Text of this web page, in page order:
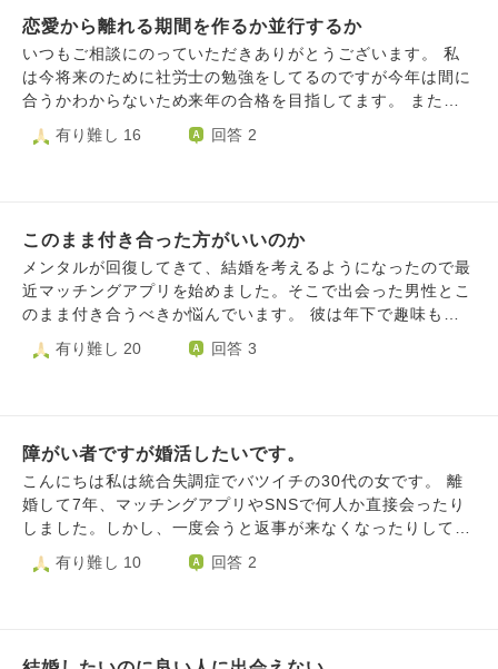
す。でも、周りの人はさらにパートナーに愛されています。
私は違います。とても悲しいです。職場ではおちゃらけたキ
ャラクターでいますが、パートナーもいない、良い歳をした
大人があほみたいだなぁと思います。とても心がしんどいで
す。そんなことを思う自分のこともとても嫌です。この苦し
さから解放されたいです。生きているだけで価値があるとい
会社でも同じ様な失敗。(10年前に相談して頂きました。)何
で、こんな同じ失敗ばかり、頭では分かっていますが、上手
くいかない自分が嫌になります。どうやったら、前を向いて
歩けますか？失敗しなくなりますか？ こんなこと聞いてい
た、１番の方と巡り合いたいと思ってしまいます。難しいの
しでも、好感、興味を持って下さりありがとう御座いますと
いう気持ちを日々忘れずに生きていますが。) 支離滅裂な文
になってしまいすいません。分かりずらい部分もあるかと思
いますが、これからどう向き合っていけばいいでしょうか？
今後、どんな気持ちで街コンに参加すればよろしんでしょう
か？
て話ができました。第一印象カードも自分は全員の方に書い
たが自分の所に来たのは１番の方のみで書かれていたのは、
ドラえもんのイラスト。そしたら、その時、３０分ぐらい遅
れて男性２人が参加してきました。(男性５、女性3になりま
じ様な話を少し深堀りして、お話しをして、カップリングシ
で、気になって、退室する時、後ろから見たら、後から来た
男性２人と２番、３番の方がカップリングしていました。自
分としては、腑に落ちないです！(本音を少し言うと、日常
が変わらない安心と心の寂しさとまた、金がかかるのかと言
かと思うと悔しですね。 １０年ぶり2回目の街コン自分なり
スがあれば教えてください。 長文失礼しました。(誤字、脱
字があったらすいません。)
恋愛から離れる期間を作るか並行するか
いつもご相談にのっていただきありがとうございます。 私
は今将来のために社労士の勉強をしてるのですが今年は間に
合うかわからないため来年の合格を目指してます。 また就
職する時に近場にとらわれない方が仕事が見つかりやすいか
もしれないという思いと一人暮らししてみたい思いから40万
が、障害者者雇用のパートで給料が少なく恋愛にお金を使っ
たら貯金に回せる額が恋活を辞める時と比べてかなり減額さ
れてしまい貯金に集中したら早くて来年の末あたりには貯め
る予定なのですが恋活と並行した場合2.3年かかるかもしれ
るべきだという思いと今年で30になるので、年齢で避けられ
万貯めるのと、恋活と並行して2.3年かけて一人暮らしの資
金貯めるの どっちの道を選ぶべきでしょうか。 悩める私に
アドバイスをお願いします。
有り難し 16 回答 2
このまま付き合った方がいいのか
メンタルが回復してきて、結婚を考えるようになったので最
近マッチングアプリを始めました。そこで出会った男性とこ
のまま付き合うべきか悩んでいます。 彼は年下で趣味も合
い、沈黙も苦じゃありません。話せば笑いも絶えず一緒にい
て安心します。それにとっても優しいです。私の事を気に入
(笑った時に目尻が下がるような人) 彼はパッと見だと怖そう
な人相なので待ち合わせの時は恐る恐る声をかけてます...
それに、キスとかも考えられません。ハグもギリ出来るか...
って感じです。 今まで好きになった人とはあまりいい思い
回されたり泣くことも多かったし、そんな人たちに夢中にな
のだるいなあ」「早く帰りたい、」って思ってる自分もいま
有り難し 20 回答 3
障がい者ですが婚活したいです。
こんにちは私は統合失調症でバツイチの30代の女です。 離
婚して7年、マッチングアプリやSNSで何人か直接会ったり
しました。しかし、一度会うと返事が来なくなったりしてう
まくいきません。結婚相談所にも相談に行きましたが親が反
対しました。理由は高額で婚活するお金があるならうちにお
有り難し 10 回答 2